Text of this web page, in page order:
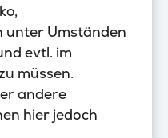
unter Umständen
evtl. im
müssen.
andere
hier jedoch